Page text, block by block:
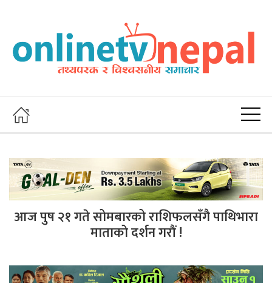
आज पुष २१ गते सोमबारको राशिफलसँगै पाथिभारा
माताको दर्शन गरौं !